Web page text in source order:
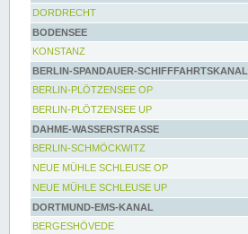
DORDRECHT
BODENSEE
KONSTANZ
BERLIN-SPANDAUER-SCHIFFFAHRTSKANAL
BERLIN-PLÖTZENSEE OP
BERLIN-PLÖTZENSEE UP
DAHME-WASSERSTRASSE
BERLIN-SCHMÖCKWITZ
NEUE MÜHLE SCHLEUSE OP
NEUE MÜHLE SCHLEUSE UP
DORTMUND-EMS-KANAL
BERGESHÖVEDE